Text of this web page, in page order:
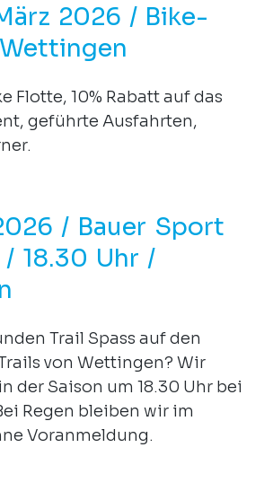
2026 / Bike-
Flotte, 10% Rabatt auf das
geführte Ausfahrten,
/ Bauer Sport
/ 18.30 Uhr /
Trail Spass auf den
von Wettingen? Wir
der Saison um 18.30 Uhr bei
Regen bleiben wir im
Voranmeldung.